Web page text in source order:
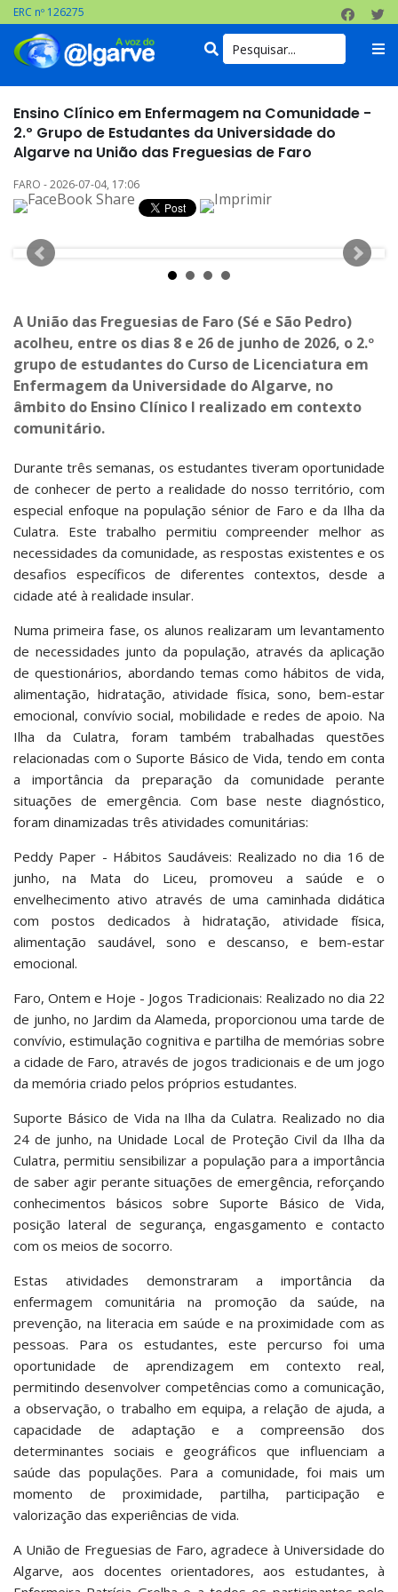
ERC nº 126275
Ensino Clínico em Enfermagem na Comunidade -
2.º Grupo de Estudantes da Universidade do
Algarve na União das Freguesias de Faro
FARO - 2026-07-04, 17:06
A União das Freguesias de Faro (Sé e São Pedro)
acolheu, entre os dias 8 e 26 de junho de 2026, o 2.º
grupo de estudantes do Curso de Licenciatura em
Enfermagem da Universidade do Algarve, no
âmbito do Ensino Clínico I realizado em contexto
comunitário.
Durante três semanas, os estudantes tiveram oportunidade
de conhecer de perto a realidade do nosso território, com
especial enfoque na população sénior de Faro e da Ilha da
Culatra. Este trabalho permitiu compreender melhor as
necessidades da comunidade, as respostas existentes e os
desafios específicos de diferentes contextos, desde a
cidade até à realidade insular.
Numa primeira fase, os alunos realizaram um levantamento
de necessidades junto da população, através da aplicação
de questionários, abordando temas como hábitos de vida,
alimentação, hidratação, atividade física, sono, bem-estar
emocional, convívio social, mobilidade e redes de apoio. Na
Ilha da Culatra, foram também trabalhadas questões
relacionadas com o Suporte Básico de Vida, tendo em conta
a importância da preparação da comunidade perante
situações de emergência. Com base neste diagnóstico,
foram dinamizadas três atividades comunitárias:
Peddy Paper - Hábitos Saudáveis: Realizado no dia 16 de
junho, na Mata do Liceu, promoveu a saúde e o
envelhecimento ativo através de uma caminhada didática
com postos dedicados à hidratação, atividade física,
alimentação saudável, sono e descanso, e bem-estar
emocional.
Faro, Ontem e Hoje - Jogos Tradicionais: Realizado no dia 22
de junho, no Jardim da Alameda, proporcionou uma tarde de
convívio, estimulação cognitiva e partilha de memórias sobre
a cidade de Faro, através de jogos tradicionais e de um jogo
da memória criado pelos próprios estudantes.
Suporte Básico de Vida na Ilha da Culatra. Realizado no dia
24 de junho, na Unidade Local de Proteção Civil da Ilha da
Culatra, permitiu sensibilizar a população para a importância
de saber agir perante situações de emergência, reforçando
conhecimentos básicos sobre Suporte Básico de Vida,
posição lateral de segurança, engasgamento e contacto
com os meios de socorro.
Estas atividades demonstraram a importância da
enfermagem comunitária na promoção da saúde, na
prevenção, na literacia em saúde e na proximidade com as
pessoas. Para os estudantes, este percurso foi uma
oportunidade de aprendizagem em contexto real,
permitindo desenvolver competências como a comunicação,
a observação, o trabalho em equipa, a relação de ajuda, a
capacidade de adaptação e a compreensão dos
determinantes sociais e geográficos que influenciam a
saúde das populações. Para a comunidade, foi mais um
momento de proximidade, partilha, participação e
valorização das experiências de vida.
A União de Freguesias de Faro, agradece à Universidade do
Algarve, aos docentes orientadores, aos estudantes, à